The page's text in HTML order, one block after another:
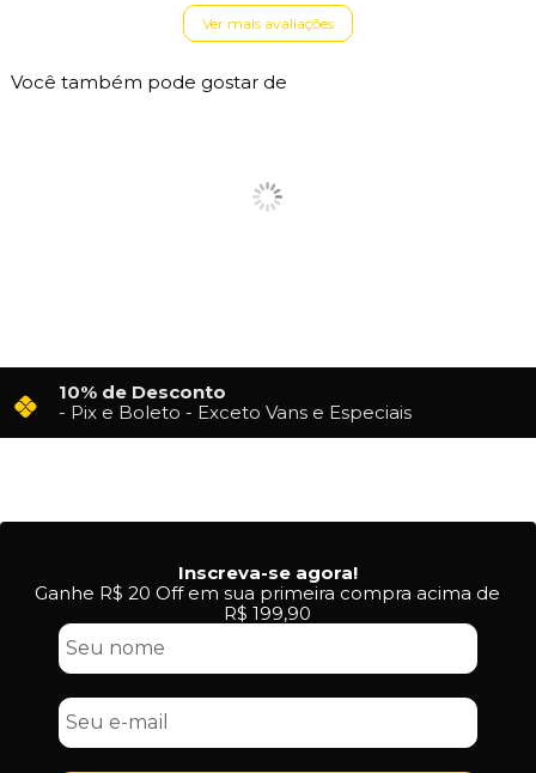
Ver mais avaliações
Você também pode gostar de
10% de Desconto
- Pix e Boleto - Exceto Vans e Especiais
Inscreva-se agora!
Ganhe R$ 20 Off em sua primeira compra acima de
R$ 199,90